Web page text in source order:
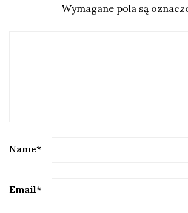
Wymagane pola są
Name*
Email*